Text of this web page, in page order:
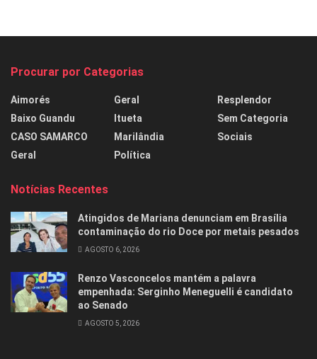
Procurar por Categorias
Aimorés
Baixo Guandu
CASO SAMARCO
Geral
Geral
Itueta
Marilândia
Política
Resplendor
Sem Categoria
Sociais
Notícias Recentes
Atingidos de Mariana denunciam em Brasília
contaminação do rio Doce por metais pesados
AGOSTO 6, 2026
Renzo Vasconcelos mantém a palavra
empenhada: Serginho Meneguelli é candidato
ao Senado
AGOSTO 5, 2026